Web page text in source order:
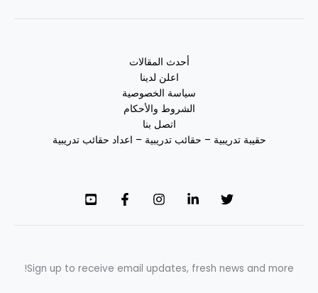
أحدث المقالات
اعلن لدينا
سياسة الخصوصية
الشروط والأحكام
اتصل بنا
حقيبة تدريبية – حقائب تدريبية – اعداد حقائب تدريبية
Sign up to receive email updates, fresh news and more!